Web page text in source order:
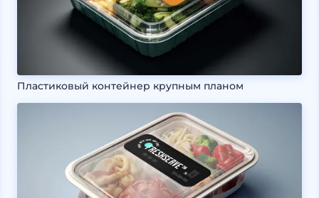
Пластиковый контейнер крупным планом